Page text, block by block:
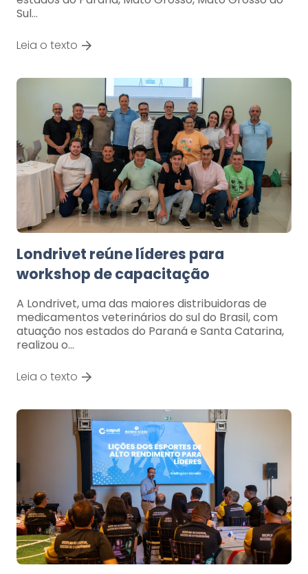
Sul…
Leia o texto
Londrivet reúne líderes para
workshop de capacitação
A Londrivet, uma das maiores distribuidoras de
medicamentos veterinários do sul do Brasil, com
atuação nos estados do Paraná e Santa Catarina,
realizou o…
Leia o texto